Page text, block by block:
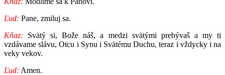
Ľud: Pane, zmiluj sa.
Kňaz: Svätý si, Bože náš, a medzi svätými prebývaš a my ti
vzdávame slávu, Otcu i Synu i Svätému Duchu, teraz i vždycky i na
veky vekov.
Ľud: Amen.